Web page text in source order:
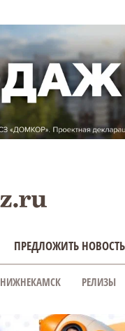
ПРЕДЛОЖИТЬ НОВОСТЬ
НИЖНЕКАМСК РЕЛИЗЫ